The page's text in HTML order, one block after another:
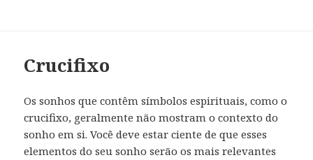
Crucifixo
Os sonhos que contêm símbolos espirituais, como o
crucifixo, geralmente não mostram o contexto do
sonho em si. Você deve estar ciente de que esses
elementos do seu sonho serão os mais relevantes